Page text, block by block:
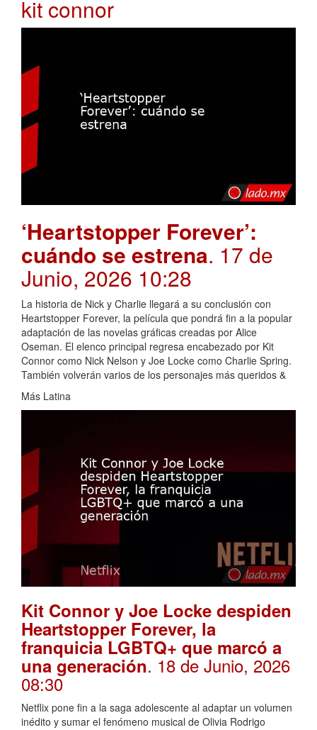
kit connor
‘Heartstopper Forever’:
cuándo se estrena. 17 de
Junio, 2026 10:28
La historia de Nick y Charlie llegará a su conclusión con
Heartstopper Forever, la película que pondrá fin a la popular
adaptación de las novelas gráficas creadas por Alice
Oseman. El elenco principal regresa encabezado por Kit
Connor como Nick Nelson y Joe Locke como Charlie Spring.
También volverán varios de los personajes más queridos &
Más Latina
Kit Connor y Joe Locke despiden
Heartstopper Forever, la
franquicia LGBTQ+ que marcó a
una generación. 18 de Junio, 2026
08:30
Netflix pone fin a la saga adolescente al adaptar un volumen
inédito y sumar el fenómeno musical de Olivia Rodrigo